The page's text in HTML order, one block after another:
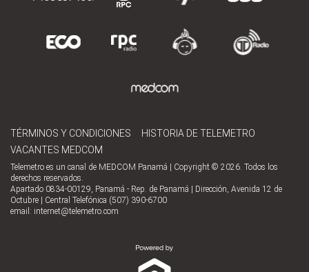
TÉRMINOS Y CONDICIONES
HISTORIA DE TELEMETRO
VACANTES MEDCOM
Telemetro es un canal de MEDCOM Panamá | Copyright © 2026. Todos los
derechos reservados.
Apartado 0834-00129, Panamá - Rep. de Panamá | Dirección, Avenida 12 de
Octubre | Central Telefónica (507) 390-6700
email: internet@telemetro.com